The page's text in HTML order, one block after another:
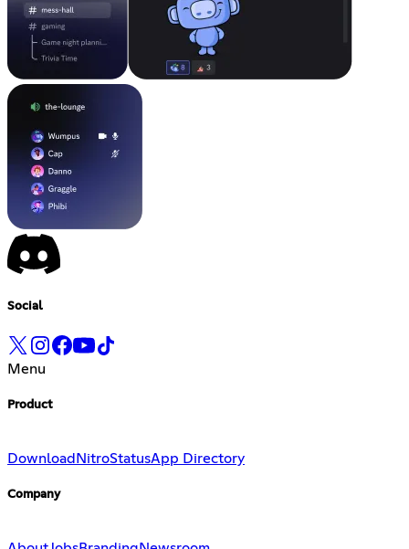
Social
Menu
Product
Download NitroStatusApp Directory
Company